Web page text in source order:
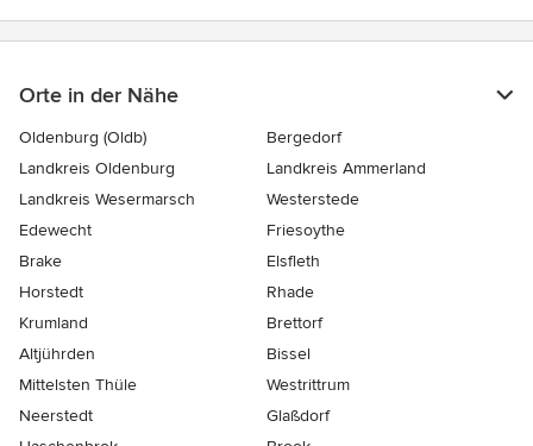
Orte in der Nähe
Oldenburg (Oldb)
Bergedorf
Landkreis Oldenburg
Landkreis Ammerland
Landkreis Wesermarsch
Westerstede
Edewecht
Friesoythe
Brake
Elsfleth
Horstedt
Rhade
Krumland
Brettorf
Altjührden
Bissel
Mittelsten Thüle
Westrittrum
Neerstedt
Glaßdorf